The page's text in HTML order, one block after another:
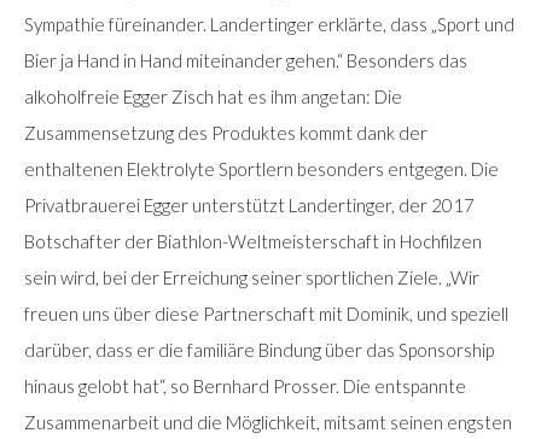
Sympathie füreinander. Landertinger erklärte, dass „Sport und
Bier ja Hand in Hand miteinander gehen.“ Besonders das
alkoholfreie Egger Zisch hat es ihm angetan: Die
Zusammensetzung des Produktes kommt dank der
enthaltenen Elektrolyte Sportlern besonders entgegen. Die
Privatbrauerei Egger unterstützt Landertinger, der 2017
Botschafter der Biathlon-Weltmeisterschaft in Hochfilzen
sein wird, bei der Erreichung seiner sportlichen Ziele. „Wir
freuen uns über diese Partnerschaft mit Dominik, und speziell
darüber, dass er die familiäre Bindung über das Sponsorship
hinaus gelobt hat“, so Bernhard Prosser. Die entspannte
Zusammenarbeit und die Möglichkeit, mitsamt seinen engsten